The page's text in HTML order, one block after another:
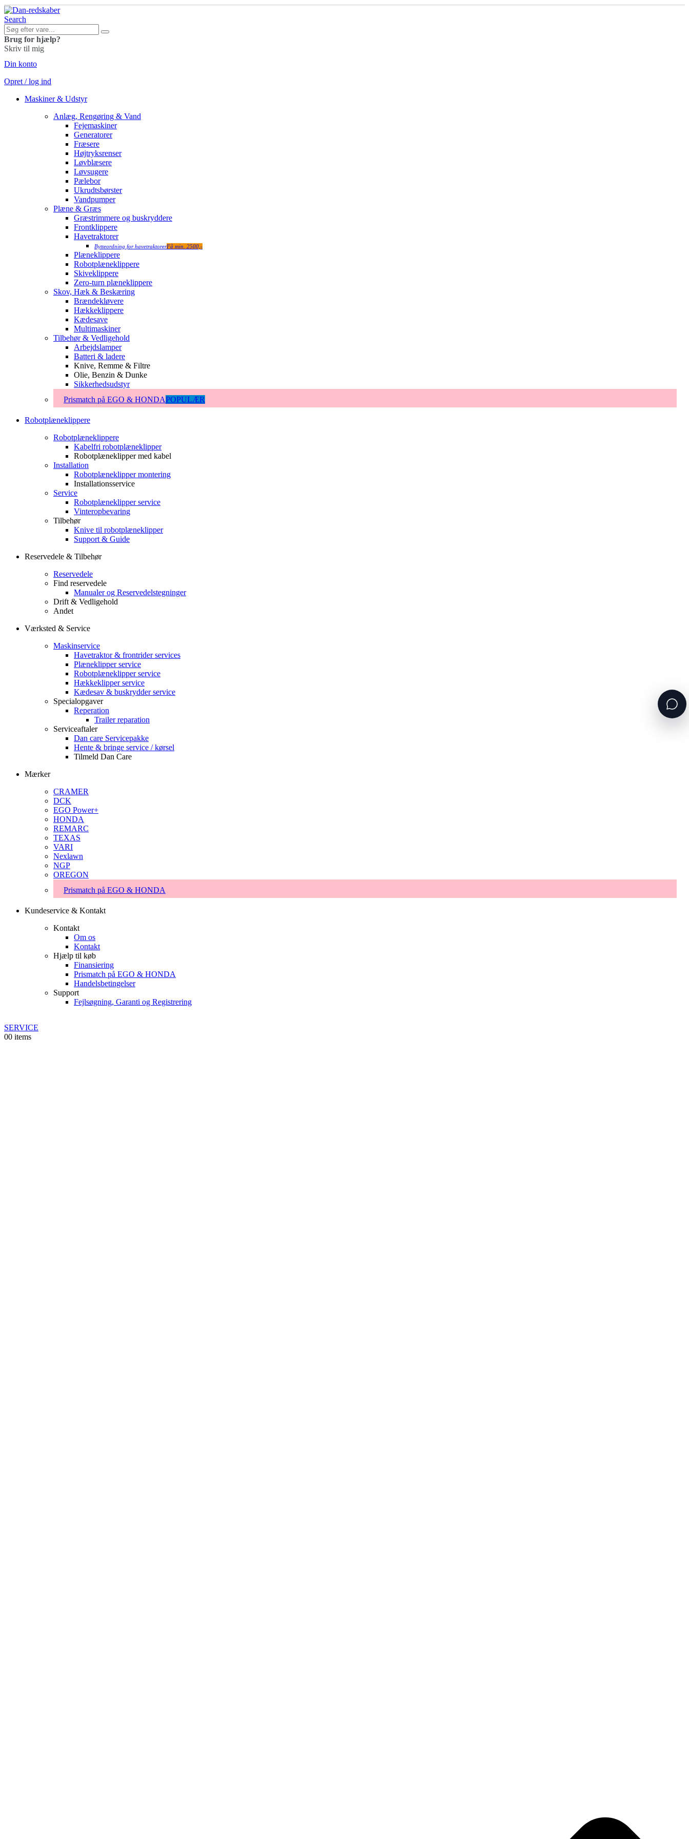
Search
Brug for hjælp?
Skriv til mig
Din konto
Opret / log ind
Maskiner & Udstyr
Anlæg, Rengøring & Vand
Fejemaskiner
Generatorer
Fræsere
Højtryksrenser
Løvblæsere
Løvsugere
Pælebor
Ukrudtsbørster
Vandpumper
Plæne & Græs
Græstrimmere og buskryddere
Frontklippere
Havetraktorer
Bytteordning for havetraktorerFå min. 2500,-
Plæneklippere
Robotplæneklippere
Skiveklippere
Zero-turn plæneklippere
Skov, Hæk & Beskæring
Brændekløvere
Hækkeklippere
Kædesave
Multimaskiner
Tilbehør & Vedligehold
Arbejdslamper
Batteri & ladere
Knive, Remme & Filtre
Olie, Benzin & Dunke
Sikkerhedsudstyr
Prismatch på EGO & HONDAPOPULÆR
Robotplæneklippere
Robotplæneklippere
Kabelfri robotplæneklipper
Robotplæneklipper med kabel
Installation
Robotplæneklipper montering
Installationsservice
Service
Robotplæneklipper service
Vinteropbevaring
Tilbehør
Knive til robotplæneklipper
Support & Guide
Reservedele & Tilbehør
Reservedele
Find reservedele
Manualer og Reservedelstegninger
Drift & Vedligehold
Andet
Værksted & Service
Maskinservice
Havetraktor & frontrider services
Plæneklipper service
Robotplæneklipper service
Hækkeklipper service
Kædesav & buskrydder service
Specialopgaver
Reperation
Trailer reparation
Serviceaftaler
Dan care Servicepakke
Hente & bringe service / kørsel
Tilmeld Dan Care
Mærker
CRAMER
DCK
EGO Power+
HONDA
REMARC
TEXAS
VARI
Nexlawn
NGP
OREGON
Prismatch på EGO & HONDA
Kundeservice & Kontakt
Kontakt
Om os
Kontakt
Hjælp til køb
Finansiering
Prismatch på EGO & HONDA
Handelsbetingelser
Support
Fejlsøgning, Garanti og Registrering
SERVICE
00 items